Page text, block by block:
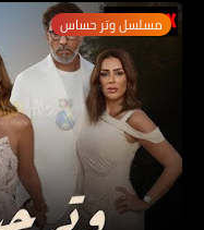
مسلسل وتر حساس